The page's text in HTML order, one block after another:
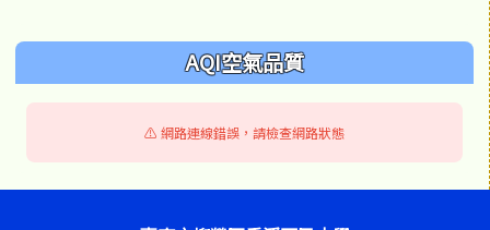
AQI空氣品質
⚠️ 網路連線錯誤，請檢查網路狀態